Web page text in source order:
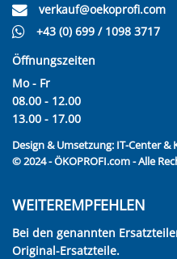
verkauf@oekoprofi.com
+43 (0) 699 / 1098 3717
Öffnungszeiten
Mo - Fr
08.00 - 12.00
13.00 - 17.00
Design & Umsetzung: IT-Center &
© 2024 - ÖKOPROFI.com - Alle
WEITEREMPFEHLEN
Bei den genannten
Original-Ersatzteile.